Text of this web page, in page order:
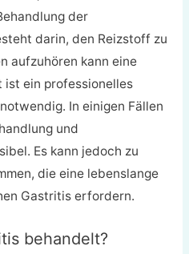
der
darin, den Reizstoff zu
aufzuhören kann eine
ist ein professionelles
In einigen Fällen
und
Es kann jedoch zu
die eine lebenslange
Gastritis erfordern.
behandelt?